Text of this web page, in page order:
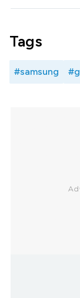
Tags
#samsung